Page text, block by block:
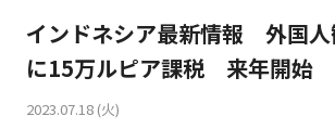
インドネシア最新情報 外国人
に15万ルピア課税 来年開始
2023.07.18 (火)